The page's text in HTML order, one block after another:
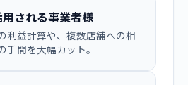
される事業者様
利益計算や、複数店舗への相
手間を大幅カット。